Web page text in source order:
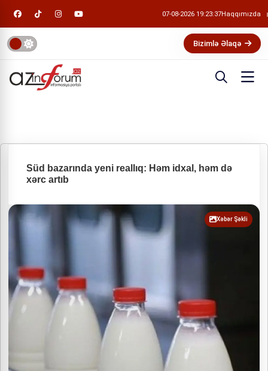
07-08-2026 19:23:38Haqqımızda
Bizimlə Əlaqə
Süd bazarında yeni reallıq: Həm idxal, həm də
xərc artıb
Xəbər Şəkli